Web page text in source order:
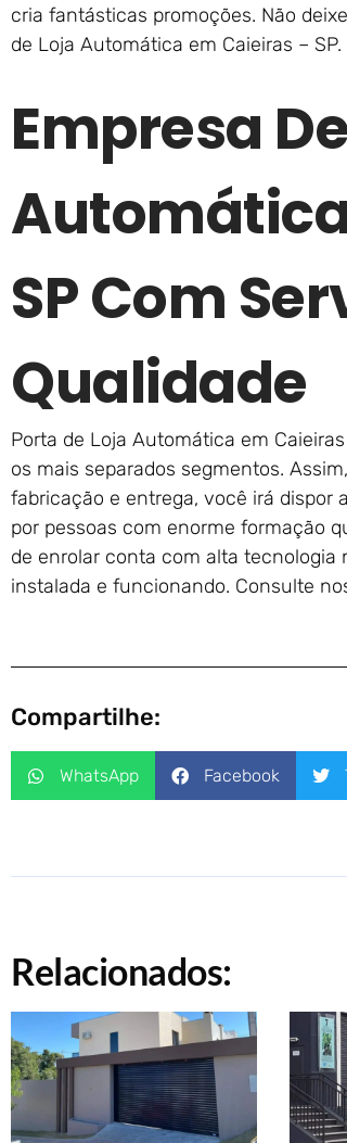
cria fantásticas promoções. Não
de Loja Automática em Caieiras – SP.
Empresa
SP Com
Qualidade
Porta de Loja Automática em
os mais separados segmentos.
fabricação e entrega, você irá dispor
por pessoas com enorme formação
de enrolar conta com alta tecnologia
instalada e funcionando. Consulte
Compartilhe:
WhatsApp Facebook
Relacionados: